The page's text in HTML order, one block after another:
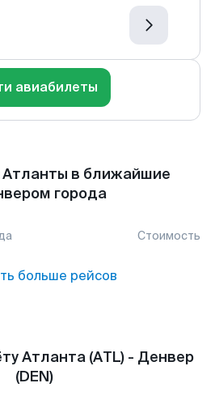
авиабилеты
Атланты в ближайшие
города
Стоимость
больше рейсов
Атланта (ATL) - Денвер
(DEN)